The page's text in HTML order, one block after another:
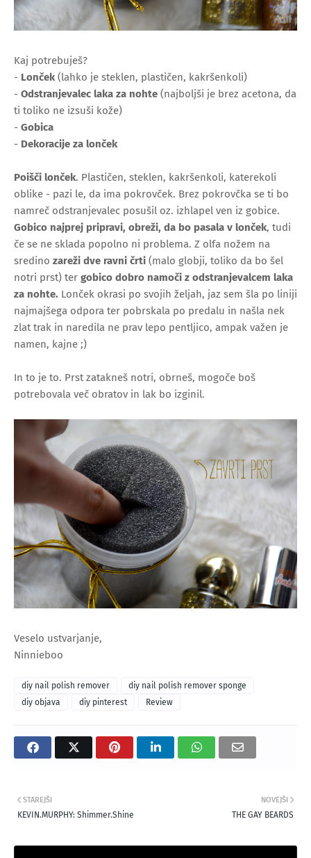
Kaj potrebuješ?
- Lonček (lahko je steklen, plastičen, kakršenkoli)
- Odstranjevalec laka za nohte (najboljši je brez acetona, da
ti toliko ne izsuši kože)
- Gobica
- Dekoracije za lonček
Poišči lonček. Plastičen, steklen, kakršenkoli, katerekoli
oblike - pazi le, da ima pokrovček. Brez pokrovčka se ti bo
namreč odstranjevalec posušil oz. izhlapel ven iz gobice.
Gobico najprej pripravi, obreži, da bo pasala v lonček, tudi
če se ne sklada popolno ni problema. Z olfa nožem na
sredino zareži dve ravni črti (malo globji, toliko da bo šel
notri prst) ter gobico dobro namoči z odstranjevalcem laka
za nohte. Lonček okrasi po svojih željah, jaz sem šla po liniji
najmajšega odpora ter pobrskala po predalu in našla nek
zlat trak in naredila ne prav lepo pentljico, ampak važen je
namen, kajne ;)
In to je to. Prst zatakneš notri, obrneš, mogoče boš
potrebovala več obratov in lak bo izginil.
Veselo ustvarjanje,
Ninnieboo
diy nail polish remover
diy nail polish remover sponge
diy objava
diy pinterest Review
NOVEJŠI
THE GAY BEARDS
STAREJŠI
KEVIN.MURPHY: Shimmer.Shine